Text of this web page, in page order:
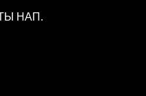
НАП.